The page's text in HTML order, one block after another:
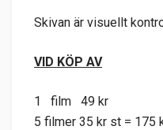
Skivan är visuellt
VID KÖP AV
1 film 49 kr
5 filmer 35 kr st = 175